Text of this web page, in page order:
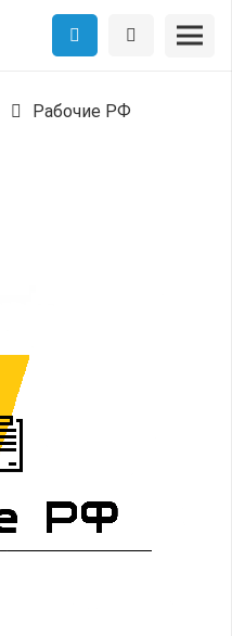
Рабочие РФ